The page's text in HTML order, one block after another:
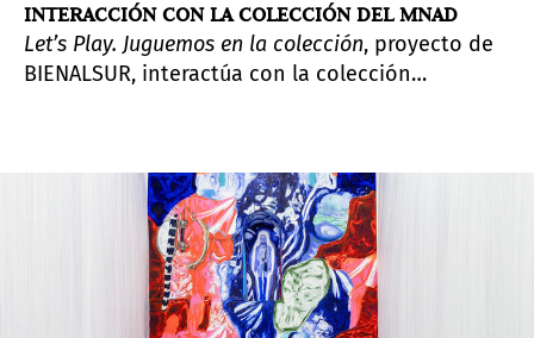
INTERACCIÓN CON LA COLECCIÓN DEL MNAD
Let’s Play. Juguemos en la colección, proyecto de
BIENALSUR, interactúa con la colección
latinoamericanos, entre los que se encuentran
Marta Minujín, Glenda León o Silvia Rivas.